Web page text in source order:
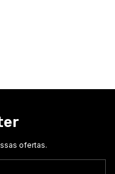
ofertas.